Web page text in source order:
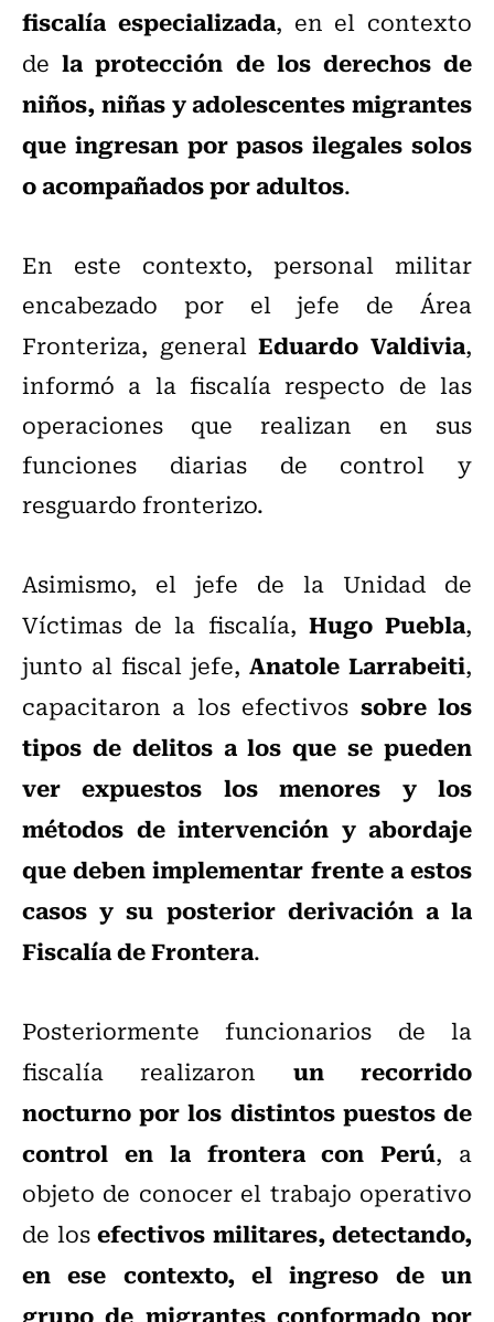
fiscalía especializada, en el contexto
dela protección de los derechos de
niños, niñas y adolescentes migrantes
que ingresan por pasos ilegales solos
o acompañados por adultos.
En este contexto, personal militar
encabezado por el jefe de Área
Fronteriza, generalEduardo Valdivia,
informó a la fiscalía respecto de las
operaciones que realizan en sus
funciones diarias de control y
resguardo fronterizo.
Asimismo, el jefe de la Unidad de
Víctimas de la fiscalía, Hugo Puebla,
junto al fiscal jefe, Anatole Larrabeiti,
capacitaron a los efectivos sobre los
tipos de delitos a los que se pueden
ver expuestos los menores y los
métodos de intervención y abordaje
que deben implementar frente a estos
casos y su posterior derivación a la
Fiscalía de Frontera.
Posteriormente funcionarios de la
fiscalía realizaron un recorrido
nocturno por los distintos puestos de
control en la frontera con Perú, a
objeto de conocer el trabajo operativo
de losefectivos militares, detectando,
en ese contexto, el ingreso de un
grupo de migrantes conformado por